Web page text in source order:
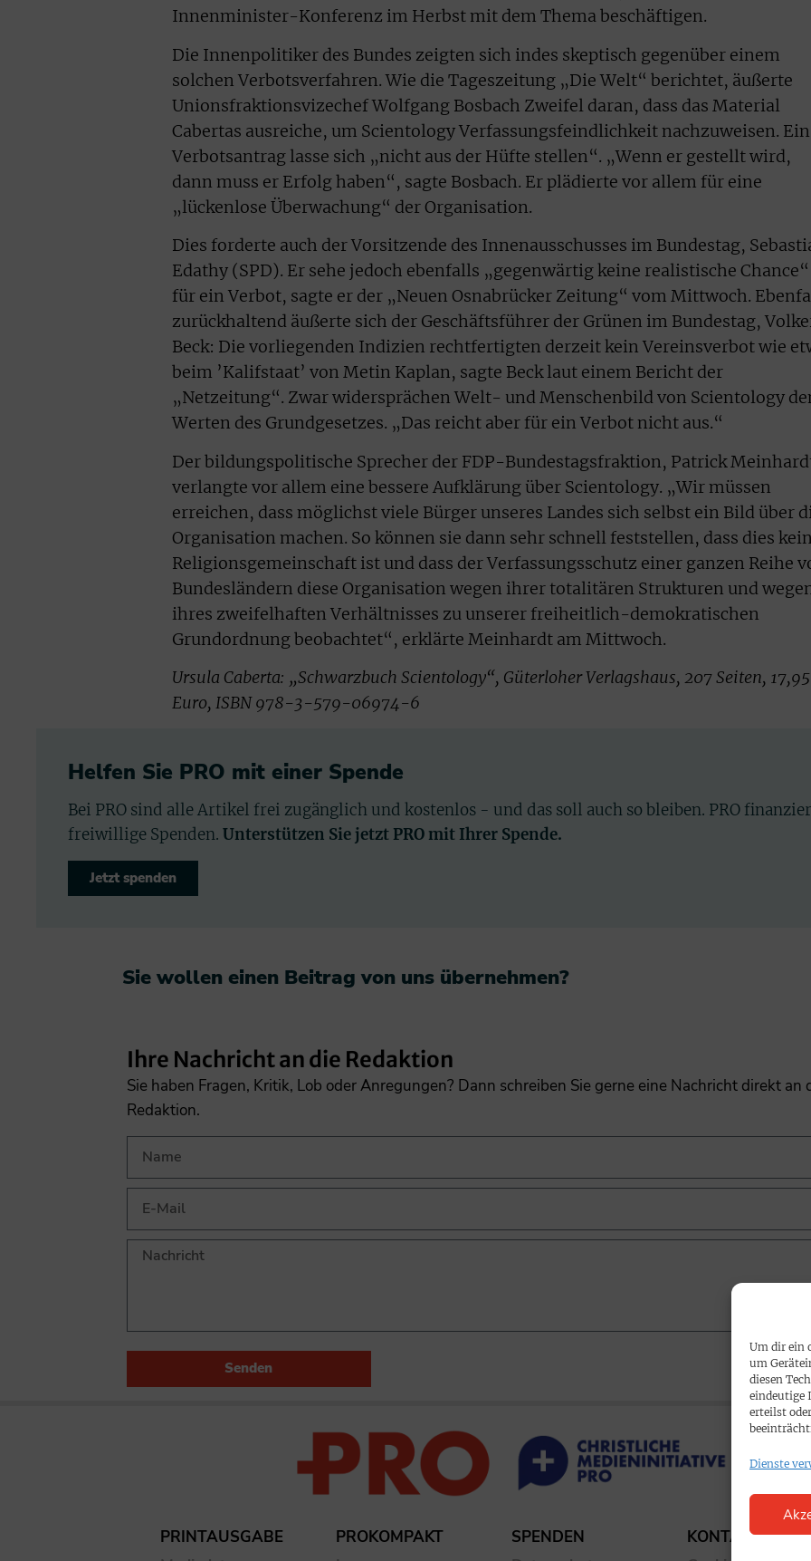
Um dir ein
um
diesen
eindeutige
erteilst
Dienste
Innenminister-Konferenz im Herbst mit dem Thema beschäftigen.
Die Innenpolitiker des Bundes zeigten sich indes skeptisch gegenüber einem
solchen Verbotsverfahren. Wie die Tageszeitung „Die Welt“ berichtet, äußerte
Unionsfraktionsvizechef Wolfgang Bosbach Zweifel daran, dass das Material
Cabertas ausreiche, um Scientology Verfassungsfeindlichkeit nachzuweisen. Ein
Verbotsantrag lasse sich „nicht aus der Hüfte stellen“. „Wenn er gestellt wird,
dann muss er Erfolg haben“, sagte Bosbach. Er plädierte vor allem für eine
„lückenlose Überwachung“ der Organisation.
Dies forderte auch der Vorsitzende des Innenausschusses im Bundestag,
Edathy (SPD). Er sehe jedoch ebenfalls „gegenwärtig keine realistische Chance“
für ein Verbot, sagte er der „Neuen Osnabrücker Zeitung“ vom Mittwoch.
zurückhaltend äußerte sich der Geschäftsführer der Grünen im Bundestag,
Beck: Die vorliegenden Indizien rechtfertigten derzeit kein Vereinsverbot wie
beim ’Kalifstaat’ von Metin Kaplan, sagte Beck laut einem Bericht der
„Netzeitung“. Zwar widersprächen Welt- und Menschenbild von Scientology
Werten des Grundgesetzes. „Das reicht aber für ein Verbot nicht aus.“
Der bildungspolitische Sprecher der FDP-Bundestagsfraktion, Patrick
verlangte vor allem eine bessere Aufklärung über Scientology. „Wir müssen
erreichen, dass möglichst viele Bürger unseres Landes sich selbst ein Bild über
Organisation machen. So können sie dann sehr schnell feststellen, dass dies
Religionsgemeinschaft ist und dass der Verfassungsschutz einer ganzen Reihe
Bundesländern diese Organisation wegen ihrer totalitären Strukturen und
ihres zweifelhaften Verhältnisses zu unserer freiheitlich-demokratischen
Grundordnung beobachtet“, erklärte Meinhardt am Mittwoch.
Ursula Caberta: „Schwarzbuch Scientology“, Güterloher Verlagshaus, 207 Seiten, 17,95
Euro, ISBN 978-3-579-06974-6
Helfen Sie PRO mit einer Spende
Bei PRO sind alle Artikel frei zugänglich und kostenlos - und das soll auch so bleiben. PRO
freiwillige Spenden. Unterstützen Sie jetzt PRO mit Ihrer Spende.
Jetzt spenden
Sie wollen einen Beitrag von uns übernehmen?​
Ihre Nachricht an die Redaktion
Sie haben Fragen, Kritik, Lob oder Anregungen? Dann schreiben Sie gerne eine Nachricht direkt an
Redaktion.
Senden
PRINTAUSGABE
PROKOMPAKT
SPENDEN
KONTAKT